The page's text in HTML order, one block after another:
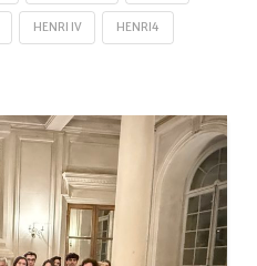
HENRI IV HENRI4